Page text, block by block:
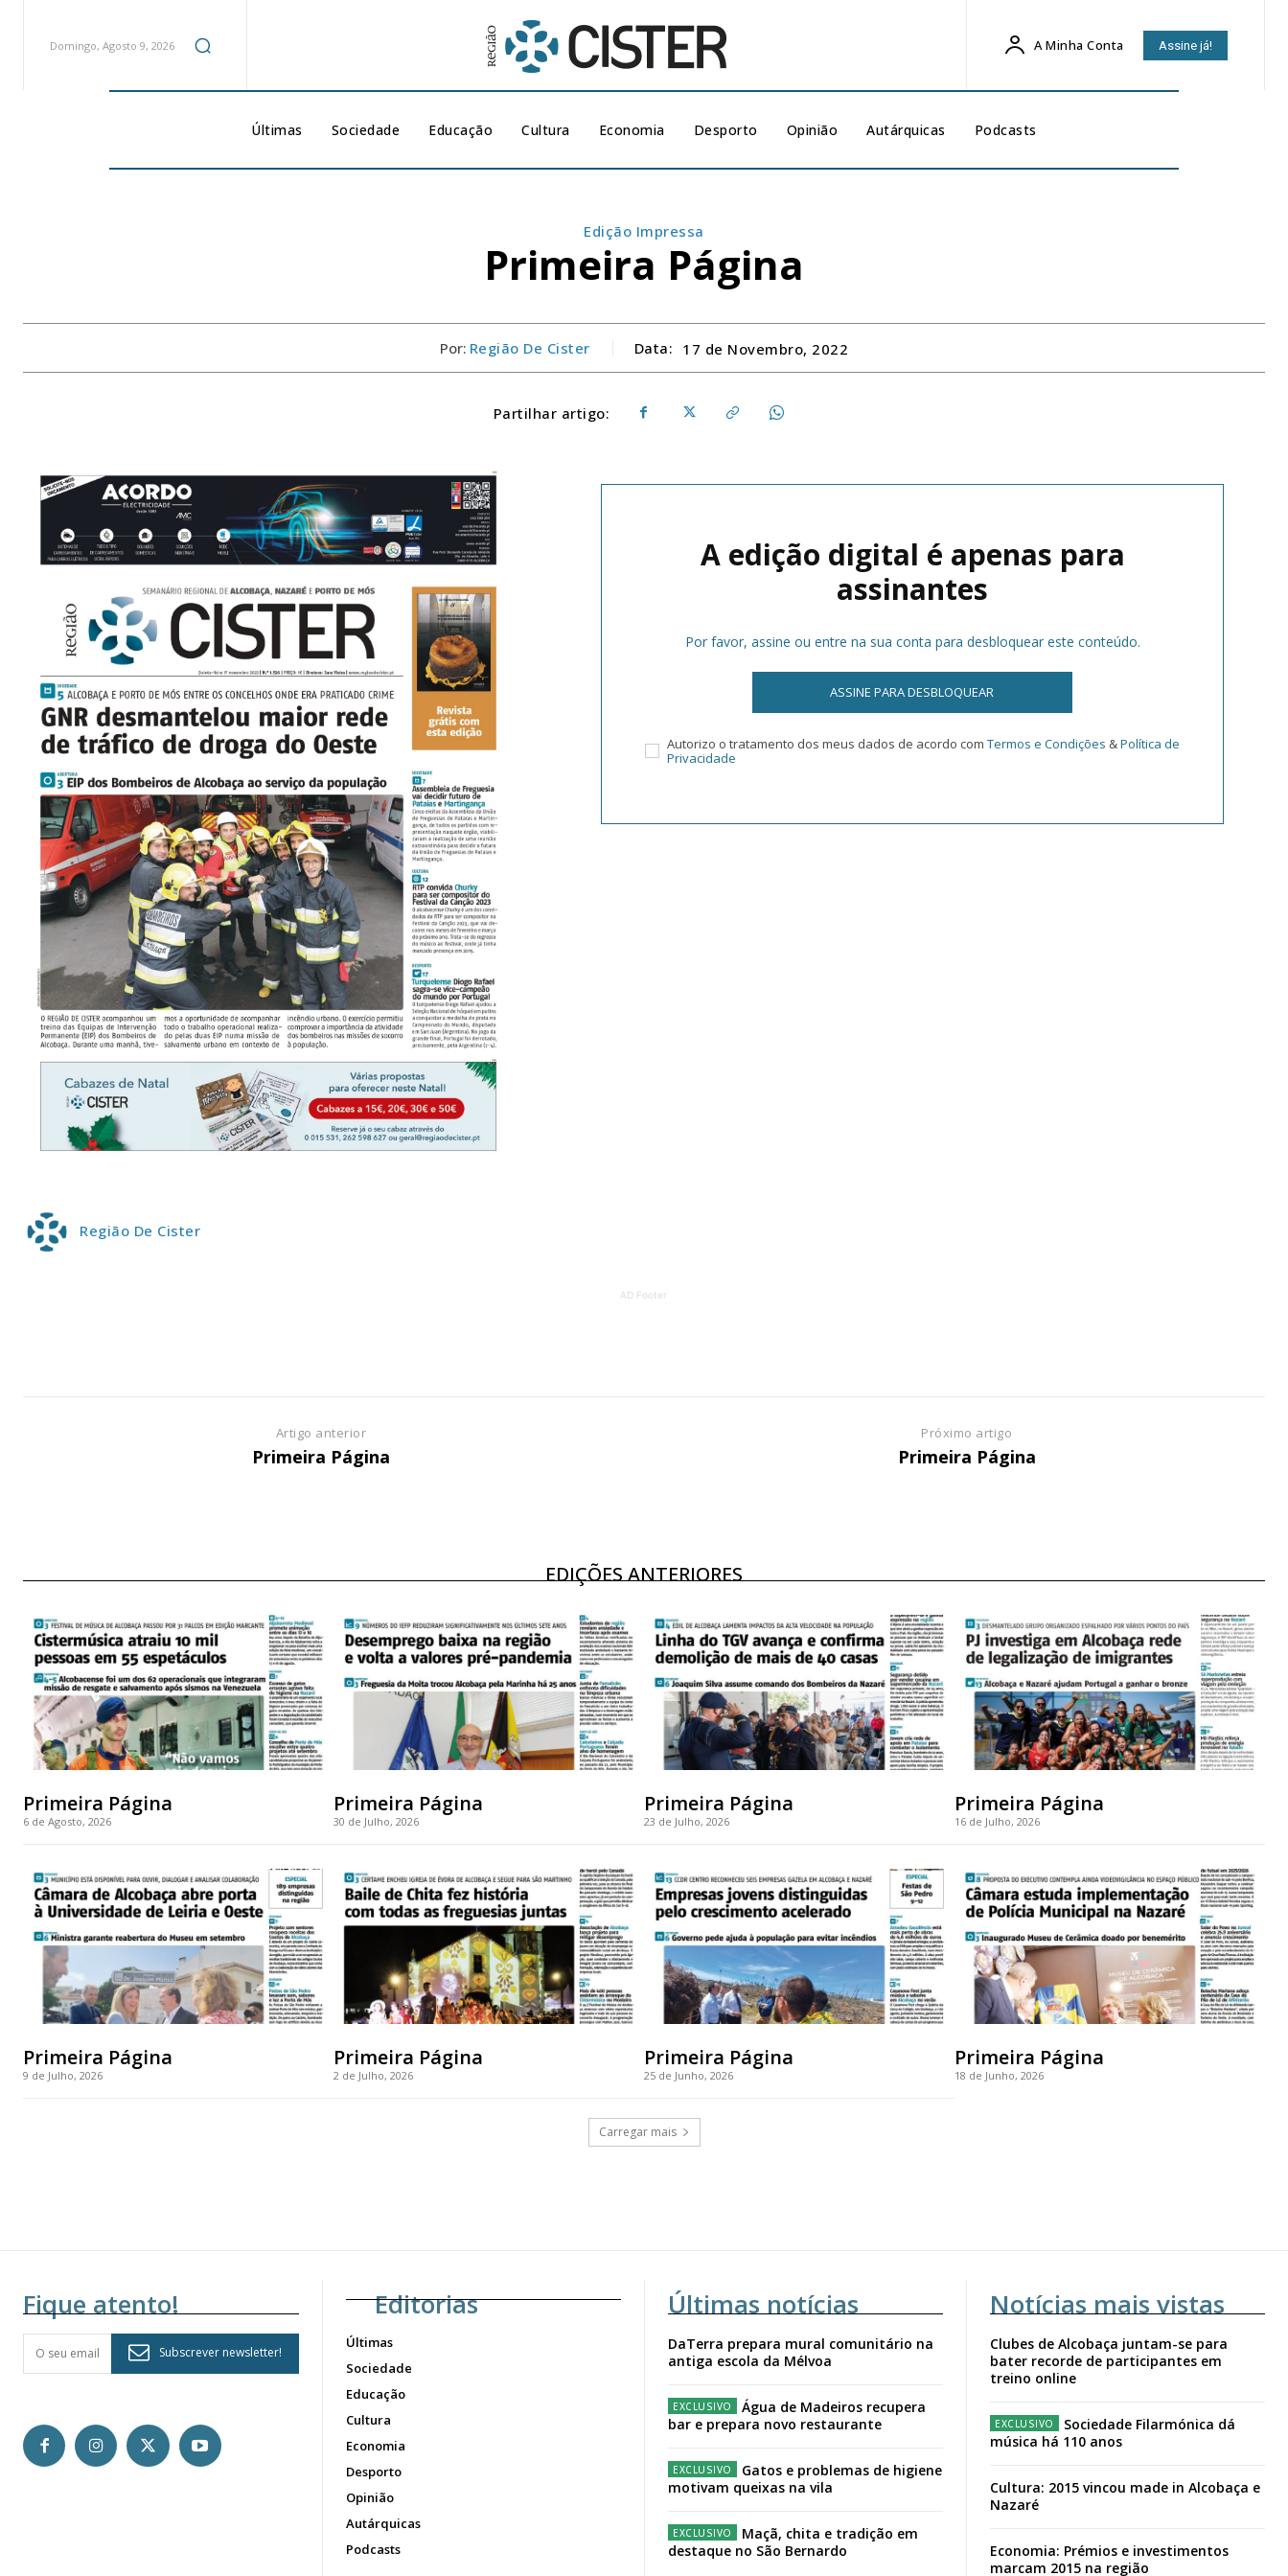
Planos de Assinatura
12 meses
Acesso aos conteúdos Exclusivos para
Ofertas para assinatura anual
Escolha o plano
12 meses
Ofertas para assinatura anual
Escolha o plano
Domingo, Agosto 9, 2026 A Minha Conta Assine já!
Últimas Sociedade Educação Cultura Economia Desporto Opinião Autárquicas Podcasts
Edição Impressa
Primeira Página
Por: Região De Cister Data: 17 de Novembro, 2022
Partilhar artigo:
A edição digital é apenas para
assinantes
Por favor, assine ou entre na sua conta para desbloquear este conteúdo.
ASSINE PARA DESBLOQUEAR
Autorizo o tratamento dos meus dados de acordo com Termos e Condições &Política de
Privacidade
Região De Cister
AD Footer
Artigo anterior
Primeira Página
Próximo artigo
Primeira Página
EDIÇÕES ANTERIORES
Primeira Página
6 de Agosto, 2026
Primeira Página
30 de Julho, 2026
Primeira Página
23 de Julho, 2026
Primeira Página
16 de Julho, 2026
Primeira Página
9 de Julho, 2026
Primeira Página
2 de Julho, 2026
Primeira Página
25 de Junho, 2026
Primeira Página
18 de Junho, 2026
Carregar mais
Fique atento!
Subscrever newsletter!
Editorias
Últimas
Sociedade
Educação
Cultura
Economia
Desporto
Opinião
Autárquicas
Podcasts
Últimas notícias
DaTerra prepara mural comunitário na
antiga escola da Mélvoa
Água de Madeiros recupera
bar e prepara novo restaurante
Gatos e problemas de higiene
motivam queixas na vila
Maçã, chita e tradição em
destaque no São Bernardo
Notícias mais vistas
Clubes de Alcobaça juntam-se para
bater recorde de participantes em
treino online
Sociedade Filarmónica dá
música há 110 anos
Cultura: 2015 vincou made in Alcobaça e
Nazaré
Economia: Prémios e investimentos
marcam 2015 na região